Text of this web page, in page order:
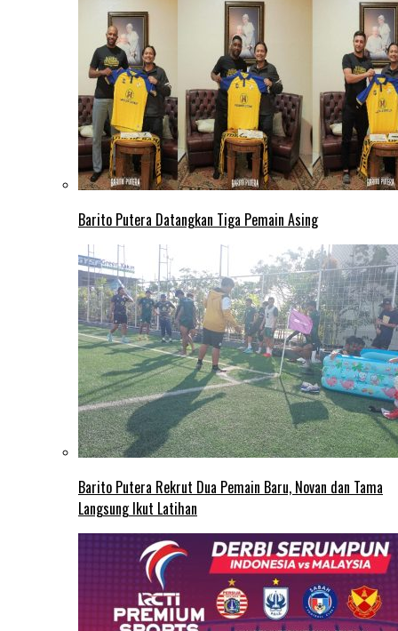
Barito Putera Datangkan Tiga Pemain Asing
Barito Putera Rekrut Dua Pemain Baru, Novan dan Tama
Langsung Ikut Latihan